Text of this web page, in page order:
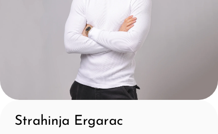
Strahinja Ergarac